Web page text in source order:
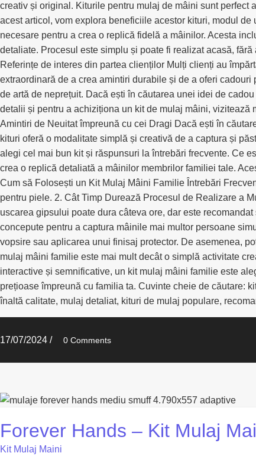
creativ și original. Kiturile pentru mulaj de mâini sunt perfect
acest articol, vom explora beneficiile acestor kituri, modul
necesare pentru a crea o replică fidelă a mâinilor. Acesta
detaliate. Procesul este simplu și poate fi realizat acasă,
Referințe de interes din partea clienților Mulți clienți au
extraordinară de a crea amintiri durabile și de a oferi
de artă de neprețuit. Dacă ești în căutarea unei idei de
detalii și pentru a achiziționa un kit de mulaj mâini,
Amintiri de Neuitat împreună cu cei Dragi Dacă ești în
kituri oferă o modalitate simplă și creativă de a captura și
alegi cel mai bun kit și răspunsuri la întrebări frecvente. Ce
crea o replică detaliată a mâinilor membrilor familiei tale.
Cum să Folosești un Kit Mulaj Mâini Familie Întrebări
pentru piele. 2. Cât Timp Durează Procesul de Realizare a
uscarea gipsului poate dura câteva ore, dar este
concepute pentru a captura mâinile mai multor persoane
vopsire sau aplicarea unui finisaj protector. De asemenea,
mulaj mâini familie este mai mult decât o simplă activitate
interactive și semnificative, un kit mulaj mâini familie este
prețioase împreună cu familia ta. Cuvinte cheie de căutare:
înaltă calitate, mulaj detaliat, kituri de mulaj populare,
17/07/2024 / 0 Comments
Forever Hands – Kit Mulaj
Kit Mulaj Maini